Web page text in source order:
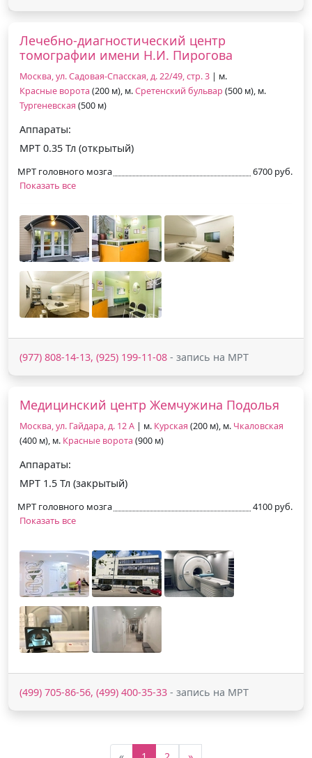
Лечебно-диагностический центр
томографии имени Н.И. Пирогова
Москва, ул. Садовая-Спасская, д. 22/49, стр. 3 | м.
Красные ворота (200 м), м.Сретенский бульвар (500 м), м.
Тургеневская (500 м)
Аппараты:
МРТ 0.35 Тл (открытый)
МРТ головного мозга
6700 руб.
Показать все
(977) 808-14-13, (925) 199-11-08 - запись на МРТ
Медицинский центр Жемчужина Подолья
Москва, ул. Гайдара, д. 12 А | м. Курская (200 м), м. Чкаловская
(400 м), м. Красные ворота (900 м)
Аппараты:
МРТ 1.5 Тл (закрытый)
МРТ головного мозга
4100 руб.
Показать все
(499) 705-86-56, (499) 400-35-33 - запись на МРТ